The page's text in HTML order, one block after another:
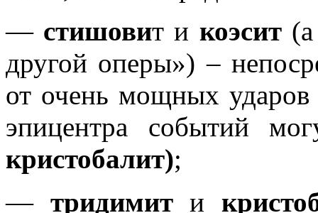
― стишовит и коэсит(а
другой оперы») –
от очень мощных
эпицентра событий
кристобалит);
― тридимити